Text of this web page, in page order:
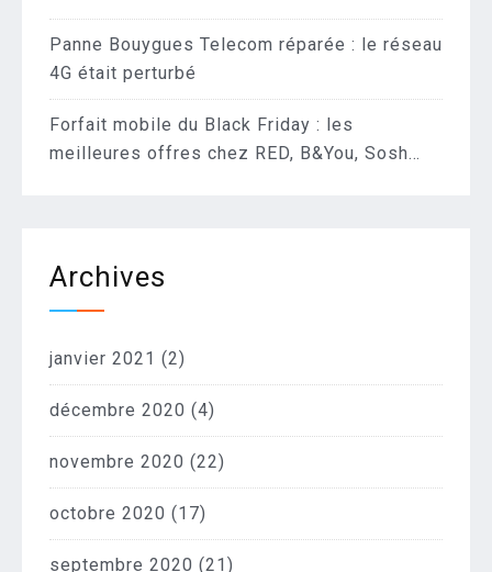
Panne Bouygues Telecom réparée : le réseau
4G était perturbé
Forfait mobile du Black Friday : les
meilleures offres chez RED, B&You, Sosh…
Archives
janvier 2021 (2)
décembre 2020 (4)
novembre 2020 (22)
octobre 2020 (17)
septembre 2020 (21)